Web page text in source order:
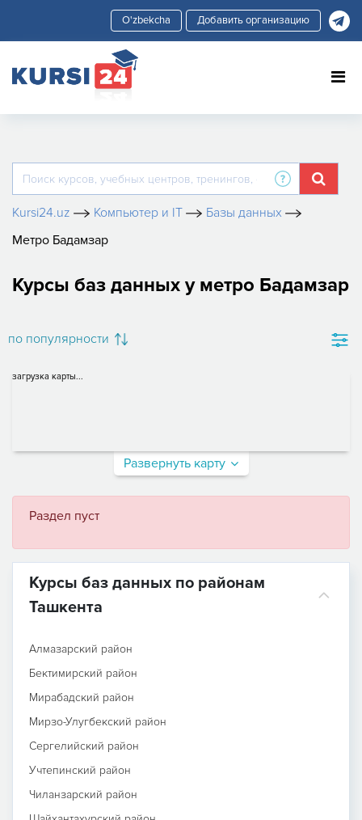
Добавить организацию
Kursi24.uz Компьютер и IT
Базы данных
Метро Бадамзар
Курсы баз данных у метро Бадамзар
по популярности
загрузка карты...
Развернуть карту
Раздел пуст
Курсы баз данных по районам
Ташкента
Алмазарский район
Бектимирский район
Мирабадский район
Мирзо-Улугбекский район
Сергелийский район
Учтепинский район
Чиланзарский район